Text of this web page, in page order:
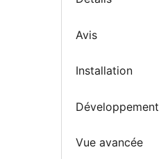
Avis
Installation
Développement
Vue avancée